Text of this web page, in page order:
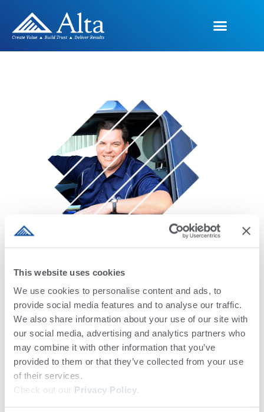
This website uses cookies
We use cookies to personalise content and ads, to
provide social media features and to analyse our traffic.
We also share information about your use of our site with
our social media, advertising and analytics partners who
may combine it with other information that you’ve
provided to them or that they’ve collected from your use
of their services.
Check out our Privacy Policy
Conocimiento y Noticias​